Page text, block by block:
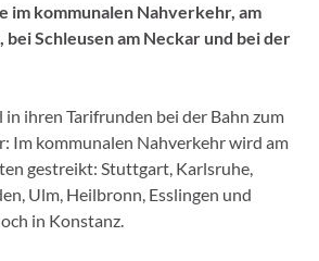
im kommunalen Nahverkehr, am
Schleusen am Neckar und bei der
ihren Tarifrunden bei der Bahn zum
Im kommunalen Nahverkehr wird am
gestreikt: Stuttgart, Karlsruhe,
Ulm, Heilbronn, Esslingen und
in Konstanz.